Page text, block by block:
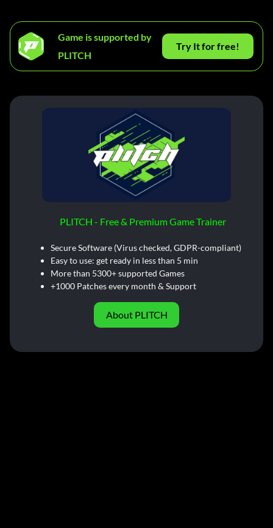
Game is supported by
PLITCH
Try It for free!
PLITCH - Free & Premium Game Trainer
Secure Software (Virus checked, GDPR-compliant)
Easy to use: get ready in less than 5 min
More than 5300+ supported Games
+1000 Patches every month & Support
About PLITCH